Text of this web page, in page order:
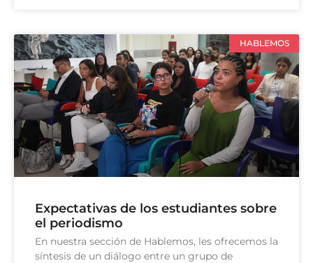
HABLEMOS
Expectativas de los estudiantes sobre
el periodismo
En nuestra sección de Hablemos, les ofrecemos la
síntesis de un diálogo entre un grupo de